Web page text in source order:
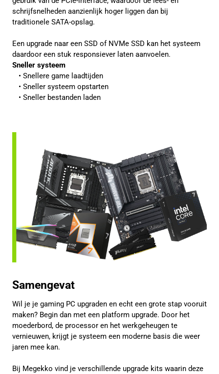
schrijfsnelheden aanzienlijk hoger liggen dan bij
traditionele SATA-opslag.
Een upgrade naar een SSD of NVMe SSD kan het systeem
daardoor een stuk responsiever laten aanvoelen.
Sneller systeem
Snellere game laadtijden
Sneller systeem opstarten
Sneller bestanden laden
Samengevat
Wil je je gaming PC upgraden en echt een grote stap vooruit
maken? Begin dan met een platform upgrade. Door het
moederbord, de processor en het werkgeheugen te
vernieuwen, krijgt je systeem een moderne basis die weer
jaren mee kan.
Bij Megekko vind je verschillende upgrade kits waarin deze